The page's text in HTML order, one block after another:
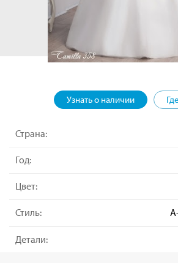
Узнать о наличии
Страна:
Год:
Цвет:
Стиль:
Детали: